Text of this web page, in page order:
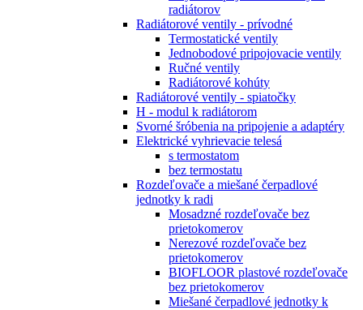
radiátorov
Radiátorové ventily - prívodné
Termostatické ventily
Jednobodové pripojovacie ventily
Ručné ventily
Radiátorové kohúty
Radiátorové ventily - spiatočky
H - modul k radiátorom
Svorné šróbenia na pripojenie a adaptéry
Elektrické vyhrievacie telesá
s termostatom
bez termostatu
Rozdeľovače a miešané čerpadlové
jednotky k radi
Mosadzné rozdeľovače bez
prietokomerov
Nerezové rozdeľovače bez
prietokomerov
BIOFLOOR plastové rozdeľovače
bez prietokomerov
Miešané čerpadlové jednotky k